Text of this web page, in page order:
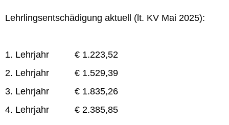
Lehrlingsentschädigung aktuell (lt. KV Mai 2025):
1. Lehrjahr € 1.223,52
2. Lehrjahr € 1.529,39
3. Lehrjahr € 1.835,26
4. Lehrjahr € 2.385,85